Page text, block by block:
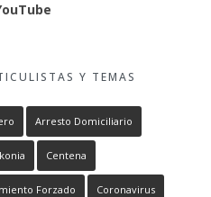
Y TEMAS
Arresto Domiciliario
Centena
Forzado Coronavirus